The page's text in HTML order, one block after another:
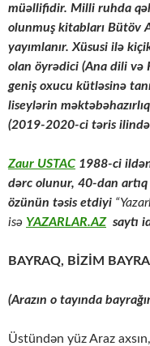
müəllifidir. Milli ruhda
olunmuş kitabları Bütöv
yayımlanır. Xüsusi ilə
olan öyrədici (Ana dili və
geniş oxucu kütləsinə
liseylərin
(2019-2020-ci təris
Zaur USTAC 1988-ci
dərc olunur, 40-dan
özünün təsis etdiyi
isə YAZARLAR.AZsaytı
BAYRAQ, BİZİM
(Arazın o tayında
Üstündən yüz Araz axsın,